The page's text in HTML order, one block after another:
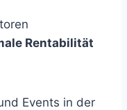
Rentabilität
Events in der